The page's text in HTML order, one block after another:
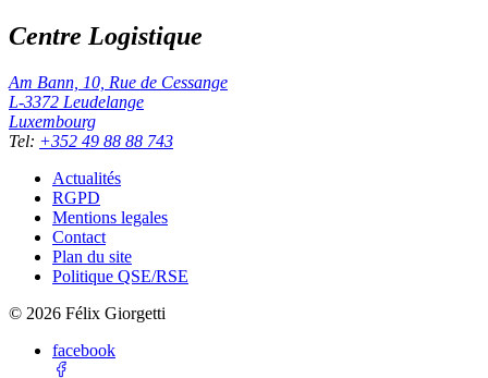
Centre Logistique
Am Bann, 10, Rue de Cessange
L-3372 Leudelange
Luxembourg
Tel: +352 49 88 88 743
Actualités
RGPD
Mentions legales
Contact
Plan du site
Politique QSE/RSE
© 2026 Félix Giorgetti
facebook